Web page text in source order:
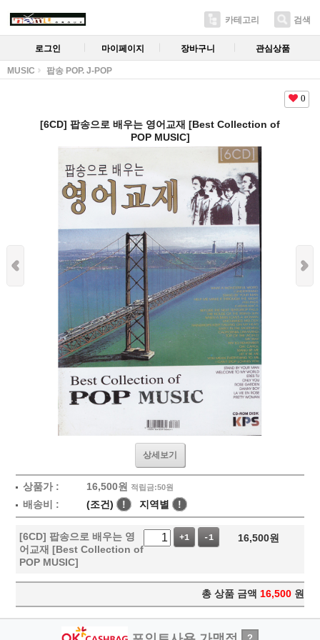
카테고리 검색
로그인 마이페이지 장바구니 관심상품
MUSIC 팝송 POP. J-POP
0
[6CD] 팝송으로 배우는 영어교재 [Best Collection of
POP MUSIC]
상세보기
상품가 : 16,500원 적립금:50원
배송비 : (조건) ! 지역별 !
[6CD] 팝송으로 배우는 영
어교재 [Best Collection of
POP MUSIC]
+1 -1 16,500원
총 상품 금액 16,500 원